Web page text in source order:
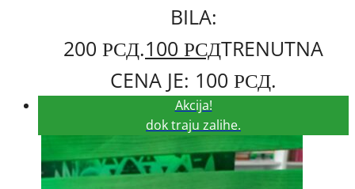
BILA:
200 РСД.100 РСДTRENUTNA
CENA JE: 100 РСД.
Akcija!
dok traju zalihe.